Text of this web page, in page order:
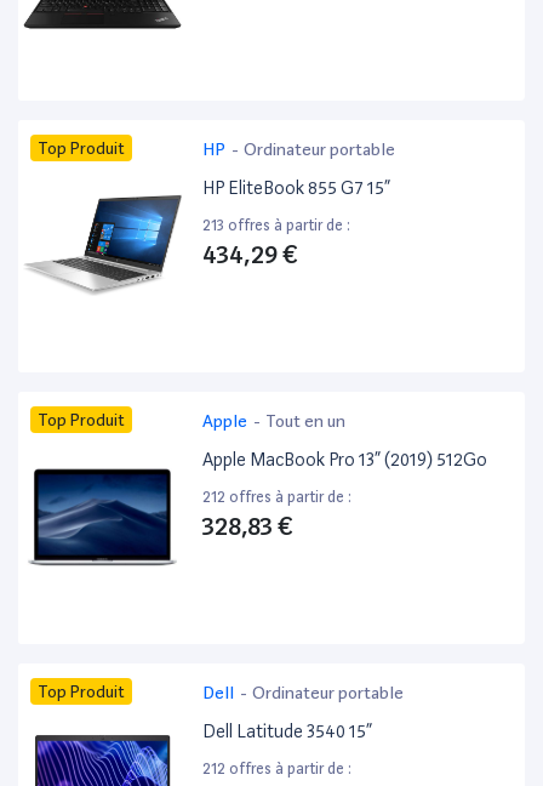
Top Produit HP - Ordinateur portable
HP EliteBook 855 G7 15”
213 offres à partir de :
434,29 €
Top Produit Apple - Tout en un
Apple MacBook Pro 13” (2019) 512Go
212 offres à partir de :
328,83 €
Top Produit Dell - Ordinateur portable
Dell Latitude 3540 15”
212 offres à partir de :